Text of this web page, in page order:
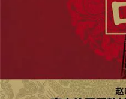
電子/紙本書
HOT